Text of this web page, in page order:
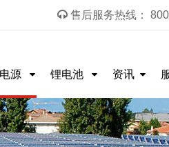
售后服务热线：
源 锂电池 资讯